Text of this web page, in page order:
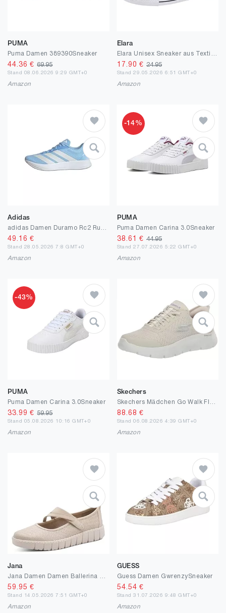
PUMA
Puma Damen 389390Sneaker
44.36 €69.95
Stand 08.06.2026 9:29 GMT+0
Amazon
Elara
17.90 € 24.95
Stand 29.05.2026 6:51 GMT+0
Amazon
Adidas
49.16 €
Stand 28.05.2026 7:8 GMT+0
Amazon
-14%
PUMA
Puma Damen Carina 3.0Sneaker
38.61 € 44.95
Stand 27.07.2026 5:22 GMT+0
Amazon
-43%
PUMA
Puma Damen Carina 3.0Sneaker
33.99 €59.95
Stand 05.08.2026 10:16 GMT+0
Amazon
Skechers
88.68 €
Stand 06.08.2026 4:39 GMT+0
Amazon
Jana
59.95 €
Stand 14.05.2026 7:51 GMT+0
Amazon
GUESS
Guess Damen GwrenzySneaker
54.54 €
Stand 31.07.2026 9:48 GMT+0
Amazon